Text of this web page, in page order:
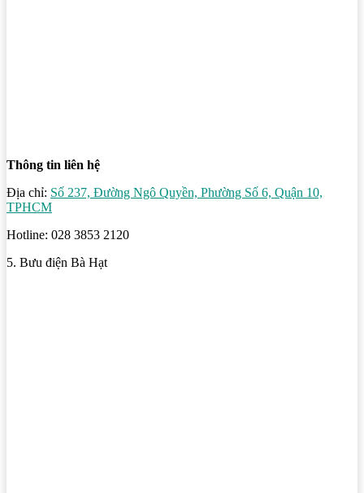
Thông tin liên hệ
Địa chỉ: Số 237, Đường Ngô Quyền, Phường Số 6, Quận 10,
TPHCM
Hotline: 028 3853 2120
5. Bưu điện Bà Hạt